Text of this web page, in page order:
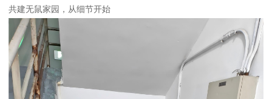
共建无鼠家园，从细节开始